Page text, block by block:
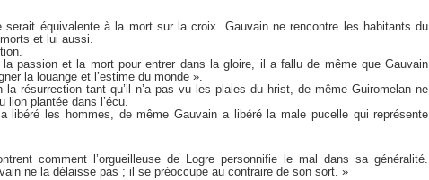
serait équivalente à la mort sur la croix. Gauvain ne rencontre les habitants du
et lui aussi.
passion et la mort pour entrer dans la gloire, il a fallu de même que Gauvain
la louange et l’estime du monde ».
résurrection tant qu’il n’a pas vu les plaies du hrist, de même Guiromelan ne
lion plantée dans l’écu.
libéré les hommes, de même Gauvain a libéré la male pucelle qui représente
comment l’orgueilleuse de Logre personnifie le mal dans sa généralité.
ne la délaisse pas ; il se préoccupe au contraire de son sort. »